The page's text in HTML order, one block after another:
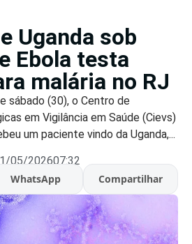
Uganda sob
Ebola testa
malária no RJ
sábado (30), o Centro de
em Vigilância em Saúde (Cievs)
um paciente vindo da Uganda,...
05/202607:32
WhatsApp Compartilhar